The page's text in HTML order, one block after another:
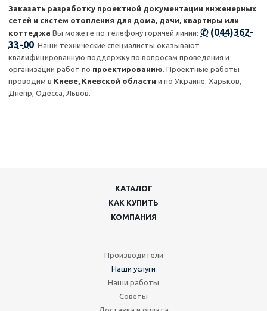
Заказать разработку проектной документации инженерных
сетей и систем отопления для дома, дачи, квартиры или
коттеджа Вы можете по телефону горячей линии: ✆ (044)362-
33-00. Наши технические специалисты оказывают
квалифицированную поддержку по вопросам проведения и
организации работ по проектированию. Проектные работы
проводим в Киеве, Киевской области и по Украине: Харьков,
Днепр, Одесса, Львов.
КАТАЛОГ
КАК КУПИТЬ
КОМПАНИЯ
Производители
Наши услуги
Наши работы
Советы